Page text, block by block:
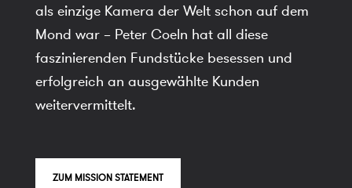
als einzige Kamera der Welt schon auf dem
Mond war – Peter Coeln hat all diese
faszinierenden Fundstücke besessen und
erfolgreich an ausgewählte Kunden
weitervermittelt.
ZUM MISSION STATEMENT